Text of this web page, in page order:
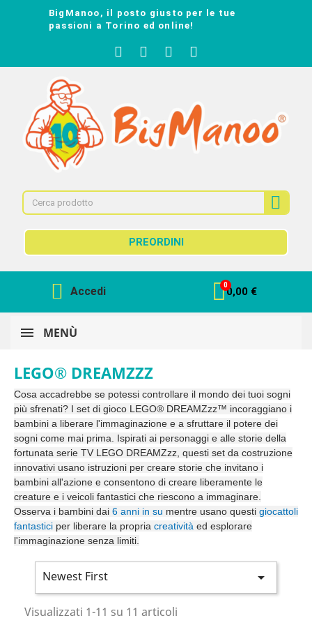
BigManoo, il posto giusto per le tue
passioni a Torino ed online!
PREORDINI
Accedi 0,00 €
MENÙ
LEGO® DREAMZZZ
Cosa accadrebbe se potessi controllare il mondo dei tuoi sogni
più sfrenati? I set di gioco LEGO® DREAMZzz™ incoraggiano i
bambini a liberare l'immaginazione e a sfruttare il potere dei
sogni come mai prima. Ispirati ai personaggi e alle storie della
fortunata serie TV LEGO DREAMZzz, questi set da costruzione
innovativi usano istruzioni per creare storie che invitano i
bambini all'azione e consentono di creare liberamente le
creature e i veicoli fantastici che riescono a immaginare.
Osserva i bambini dai 6 anni in su mentre usano questi giocattoli
fantastici per liberare la propria creatività ed esplorare
l'immaginazione senza limiti.
Newest First 
Visualizzati 1-11 su 11 articoli